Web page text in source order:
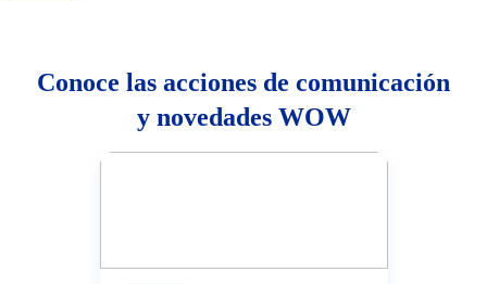
Conoce las acciones de comunicación
y novedades WOW